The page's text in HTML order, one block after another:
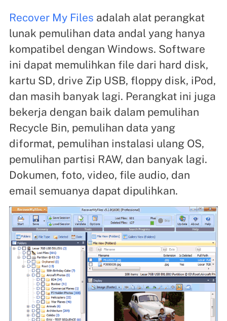
Recover My Files adalah alat perangkat
lunak pemulihan data andal yang hanya
kompatibel dengan Windows. Software
ini dapat memulihkan file dari hard disk,
kartu SD, drive Zip USB, floppy disk, iPod,
dan masih banyak lagi. Perangkat ini juga
bekerja dengan baik dalam pemulihan
Recycle Bin, pemulihan data yang
diformat, pemulihan instalasi ulang OS,
pemulihan partisi RAW, dan banyak lagi.
Dokumen, foto, video, file audio, dan
email semuanya dapat dipulihkan.